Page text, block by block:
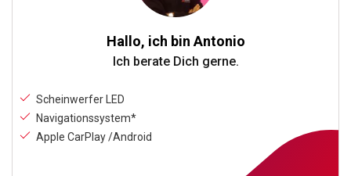
Hallo, ich bin Antonio
Ich berate Dich gerne.
Scheinwerfer LED
Navigationssystem*
Apple CarPlay /Android